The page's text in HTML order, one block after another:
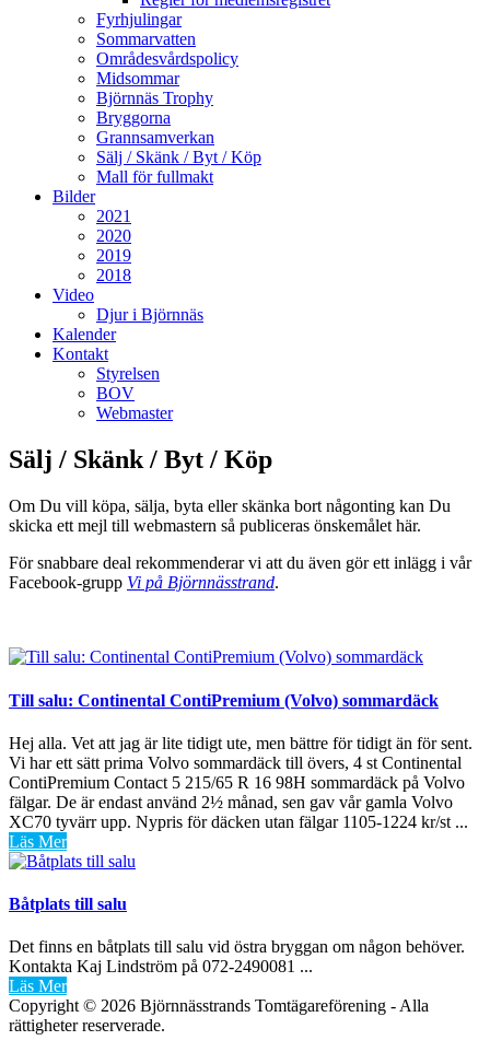
Fyrhjulingar
Sommarvatten
Områdesvårdspolicy
Midsommar
Björnnäs Trophy
Bryggorna
Grannsamverkan
Sälj / Skänk / Byt / Köp
Mall för fullmakt
Bilder
2021
2020
2019
2018
Video
Djur i Björnnäs
Kalender
Kontakt
Styrelsen
BOV
Webmaster
Sälj / Skänk / Byt / Köp
Om Du vill köpa, sälja, byta eller skänka bort någonting kan Du
skicka ett mejl till webmastern så publiceras önskemålet här.
För snabbare deal rekommenderar vi att du även gör ett inlägg i vår
Facebook-grupp Vi på Björnnässtrand.
Till salu: Continental ContiPremium (Volvo) sommardäck
Hej alla. Vet att jag är lite tidigt ute, men bättre för tidigt än för sent.
Vi har ett sätt prima Volvo sommardäck till övers, 4 st Continental
ContiPremium Contact 5 215/65 R 16 98H sommardäck på Volvo
fälgar. De är endast använd 2½ månad, sen gav vår gamla Volvo
XC70 tyvärr upp. Nypris för däcken utan fälgar 1105-1224 kr/st ...
Läs Mer
Båtplats till salu
Det finns en båtplats till salu vid östra bryggan om någon behöver.
Kontakta Kaj Lindström på 072-2490081 ...
Läs Mer
Copyright © 2026 Björnnässtrands Tomtägareförening - Alla
rättigheter reserverade.